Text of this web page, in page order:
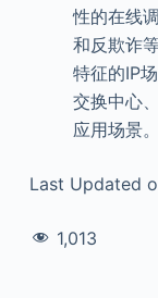
性的在线
和反欺诈
特征的IP
交换中心
应用场景。
Last Updated
1,013